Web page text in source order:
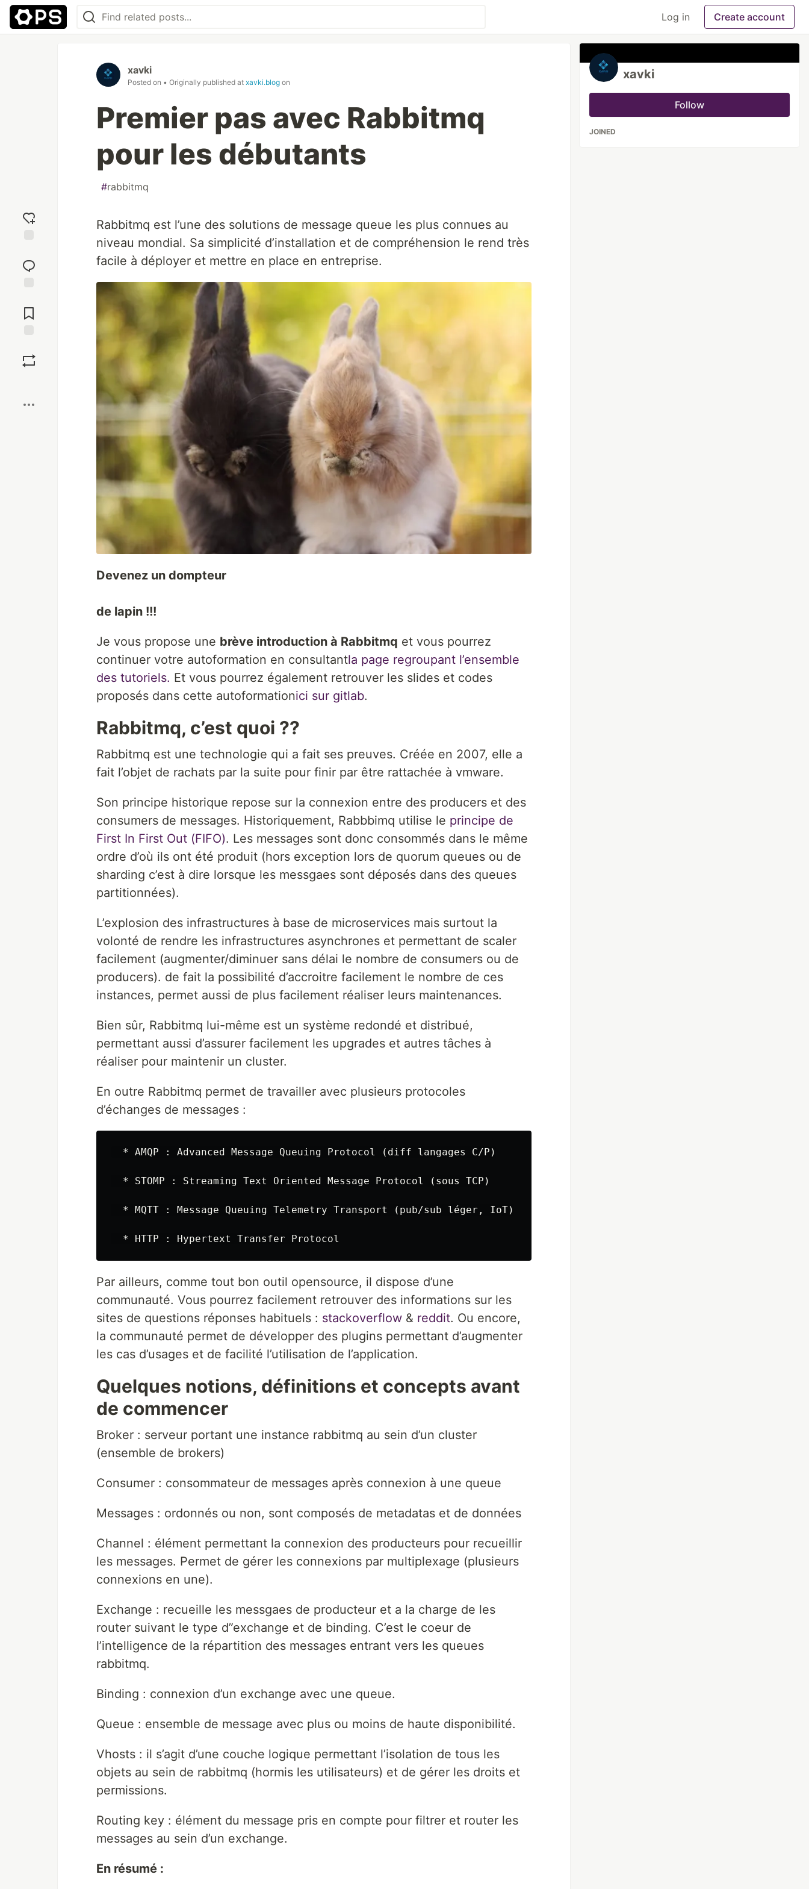
Log in Create account
reaction
Comments
xavki
Posted on • Originally published at xavki.blog on
Premier pas avec Rabbitmq
pour les débutants
#rabbitmq
Rabbitmq est l’une des solutions de message queue les plus connues au
niveau mondial. Sa simplicité d’installation et de compréhension le rend très
facile à déployer et mettre en place en entreprise.
Devenez un dompteur
de lapin !!!
Je vous propose une brève introduction à Rabbitmq et vous pourrez
continuer votre autoformation en consultantla page regroupant l’ensemble
des tutoriels. Et vous pourrez également retrouver les slides et codes
proposés dans cette autoformationici sur gitlab.
Rabbitmq, c’est quoi ??
Rabbitmq est une technologie qui a fait ses preuves. Créée en 2007, elle a
fait l’objet de rachats par la suite pour finir par être rattachée à vmware.
Son principe historique repose sur la connexion entre des producers et des
consumers de messages. Historiquement, Rabbbimq utilise le principe de
First In First Out (FIFO). Les messages sont donc consommés dans le même
ordre d’où ils ont été produit (hors exception lors de quorum queues ou de
sharding c’est à dire lorsque les messgaes sont déposés dans des queues
partitionnées).
L’explosion des infrastructures à base de microservices mais surtout la
volonté de rendre les infrastructures asynchrones et permettant de scaler
facilement (augmenter/diminuer sans délai le nombre de consumers ou de
producers). de fait la possibilité d’accroitre facilement le nombre de ces
instances, permet aussi de plus facilement réaliser leurs maintenances.
Bien sûr, Rabbitmq lui-même est un système redondé et distribué,
permettant aussi d’assurer facilement les upgrades et autres tâches à
réaliser pour maintenir un cluster.
En outre Rabbitmq permet de travailler avec plusieurs protocoles
d’échanges de messages :
  * AMQP : Advanced Message Queuing Protocol (diff langages C/P)
  * STOMP : Streaming Text Oriented Message Protocol (sous TCP)
  * MQTT : Message Queuing Telemetry Transport (pub/sub léger, IoT)
Par ailleurs, comme tout bon outil opensource, il dispose d’une
communauté. Vous pourrez facilement retrouver des informations sur les
sites de questions réponses habituels : stackoverflow & reddit. Ou encore,
la communauté permet de développer des plugins permettant d’augmenter
les cas d’usages et de facilité l’utilisation de l’application.
Quelques notions, définitions et concepts avant
de commencer
Broker : serveur portant une instance rabbitmq au sein d’un cluster
(ensemble de brokers)
Consumer : consommateur de messages après connexion à une queue
Messages : ordonnés ou non, sont composés de metadatas et de données
Channel : élément permettant la connexion des producteurs pour recueillir
les messages. Permet de gérer les connexions par multiplexage (plusieurs
connexions en une).
Exchange : recueille les messgaes de producteur et a la charge de les
router suivant le type d”exchange et de binding. C’est le coeur de
l’intelligence de la répartition des messages entrant vers les queues
rabbitmq.
Binding : connexion d’un exchange avec une queue.
Queue : ensemble de message avec plus ou moins de haute disponibilité.
Vhosts : il s’agit d’une couche logique permettant l’isolation de tous les
objets au sein de rabbitmq (hormis les utilisateurs) et de gérer les droits et
permissions.
Routing key : élément du message pris en compte pour filtrer et router les
messages au sein d’un exchange.
En résumé :
xavki
Follow
JOINED